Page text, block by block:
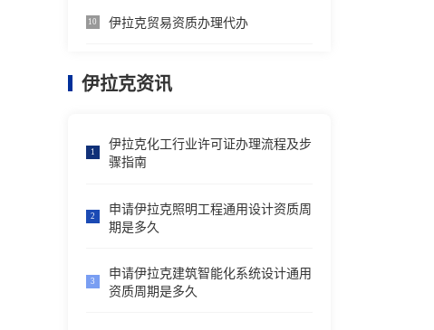
10 伊拉克贸易资质办理代办
伊拉克资讯
1
伊拉克化工行业许可证办理流程及步
骤指南
2
申请伊拉克照明工程通用设计资质周
期是多久
3
申请伊拉克建筑智能化系统设计通用
资质周期是多久